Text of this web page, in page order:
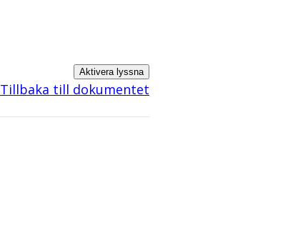
Aktivera lyssna
Tillbaka till dokumentet